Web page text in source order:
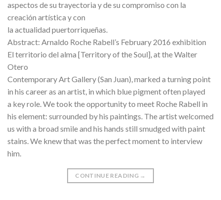
aspectos de su trayectoria y de su compromiso con la
creación artística y con
la actualidad puertorriqueñas.
Abstract: Arnaldo Roche Rabell’s February 2016 exhibition
El territorio del alma [Territory of the Soul], at the Walter
Otero
Contemporary Art Gallery (San Juan), marked a turning point
in his career as an artist, in which blue pigment often played
a key role. We took the opportunity to meet Roche Rabell in
his element: surrounded by his paintings. The artist welcomed
us with a broad smile and his hands still smudged with paint
stains. We knew that was the perfect moment to interview
him.
CONTINUE READING →